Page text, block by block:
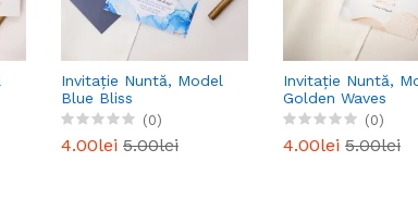
Invitație Nuntă, Model
Blue Bliss
(0)
4.00lei 5.00lei
Invitație Nuntă,
Golden Waves
(0)
4.00lei 5.00lei